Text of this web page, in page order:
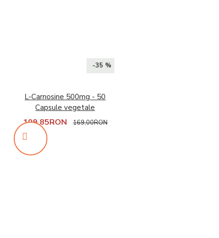
-35 %
L-Carnosine 500mg - 50
Capsule vegetale
109,85RON 169,00RON